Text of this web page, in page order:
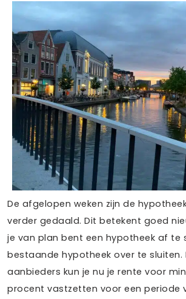
De afgelopen weken zijn de
verder gedaald. Dit betekent goed
je van plan bent een hypotheek af te
bestaande hypotheek over te sluiten.
aanbieders kun je nu je rente voor
procent vastzetten voor een periode